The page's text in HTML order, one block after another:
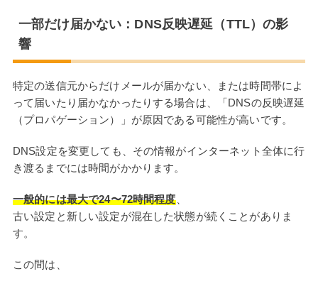
一部だけ届かない：DNS反映遅延（TTL）の影
響
特定の送信元からだけメールが届かない、または時間帯によ
って届いたり届かなかったりする場合は、「DNSの反映遅延
（プロパゲーション）」が原因である可能性が高いです。
DNS設定を変更しても、その情報がインターネット全体に行
き渡るまでには時間がかかります。
一般的には最大で24〜72時間程度、
古い設定と新しい設定が混在した状態が続くことがありま
す。
この間は、